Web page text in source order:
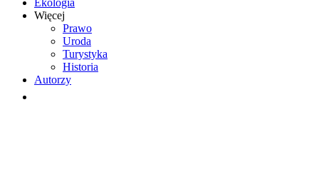
Ekologia
Więcej
Prawo
Uroda
Turystyka
Historia
Autorzy